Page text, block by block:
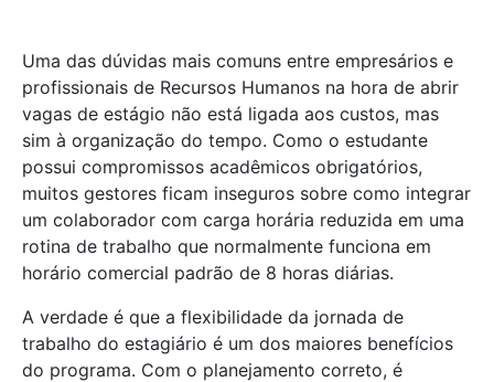
Uma das dúvidas mais comuns entre empresários e
profissionais de Recursos Humanos na hora de abrir
vagas de estágio não está ligada aos custos, mas
sim à organização do tempo. Como o estudante
possui compromissos acadêmicos obrigatórios,
muitos gestores ficam inseguros sobre como integrar
um colaborador com carga horária reduzida em uma
rotina de trabalho que normalmente funciona em
horário comercial padrão de 8 horas diárias.
A verdade é que a flexibilidade da jornada de
trabalho do estagiário é um dos maiores benefícios
do programa. Com o planejamento correto, é